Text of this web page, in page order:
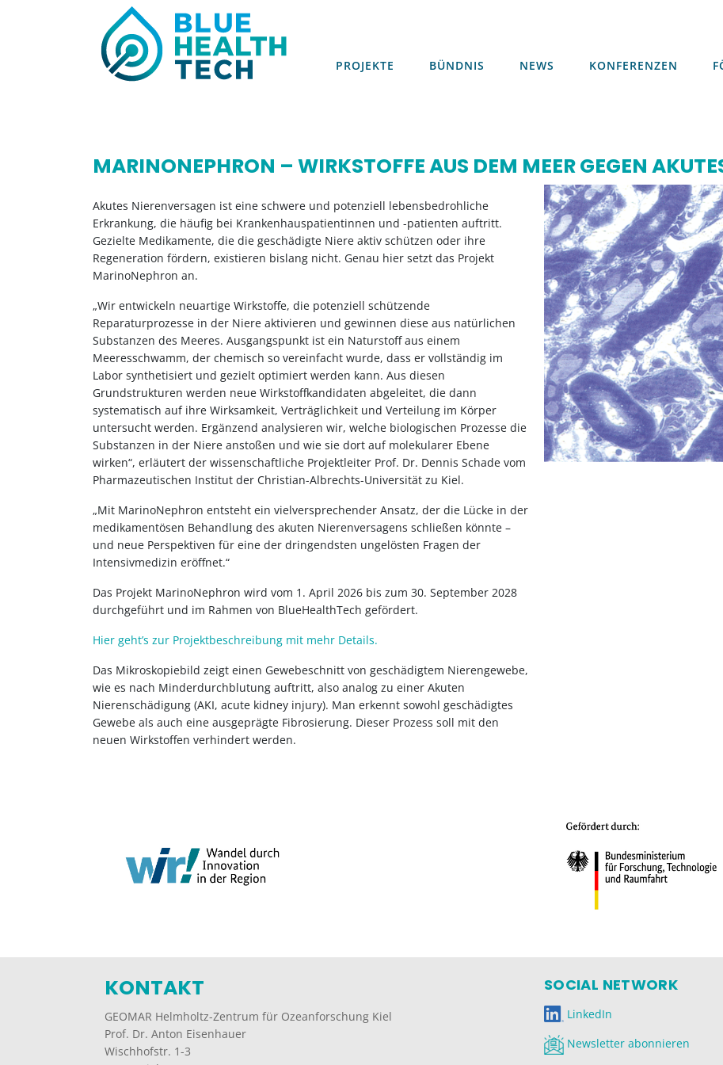
PROJEKTE BÜNDNIS NEWS KONFERENZEN
PROJEKTE BÜNDNIS NEWS KONFERENZEN
MARINONEPHRON – WIRKSTOFFE AUS DEM MEER GEGEN
Akutes Nierenversagen ist eine schwere und potenziell lebensbedrohliche
Erkrankung, die häufig bei Krankenhauspatientinnen und -patienten auftritt.
Gezielte Medikamente, die die geschädigte Niere aktiv schützen oder ihre
Regeneration fördern, existieren bislang nicht. Genau hier setzt das Projekt
MarinoNephron an.
„Wir entwickeln neuartige Wirkstoffe, die potenziell schützende
Reparaturprozesse in der Niere aktivieren und gewinnen diese aus natürlichen
Substanzen des Meeres. Ausgangspunkt ist ein Naturstoff aus einem
Meeresschwamm, der chemisch so vereinfacht wurde, dass er vollständig im
Labor synthetisiert und gezielt optimiert werden kann. Aus diesen
Grundstrukturen werden neue Wirkstoffkandidaten abgeleitet, die dann
systematisch auf ihre Wirksamkeit, Verträglichkeit und Verteilung im Körper
untersucht werden. Ergänzend analysieren wir, welche biologischen Prozesse die
Substanzen in der Niere anstoßen und wie sie dort auf molekularer Ebene
wirken“, erläutert der wissenschaftliche Projektleiter Prof. Dr. Dennis Schade vom
Pharmazeutischen Institut der Christian-Albrechts-Universität zu Kiel.
„Mit MarinoNephron entsteht ein vielversprechender Ansatz, der die Lücke in der
medikamentösen Behandlung des akuten Nierenversagens schließen könnte –
und neue Perspektiven für eine der dringendsten ungelösten Fragen der
Intensivmedizin eröffnet.“
Das Projekt MarinoNephron wird vom 1. April 2026 bis zum 30. September 2028
durchgeführt und im Rahmen von BlueHealthTech gefördert.
Hier geht’s zur Projektbeschreibung mit mehr Details.
Das Mikroskopiebild zeigt einen Gewebeschnitt von geschädigtem Nierengewebe,
wie es nach Minderdurchblutung auftritt, also analog zu einer Akuten
Nierenschädigung (AKI, acute kidney injury). Man erkennt sowohl geschädigtes
Gewebe als auch eine ausgeprägte Fibrosierung. Dieser Prozess soll mit den
neuen Wirkstoffen verhindert werden.
KONTAKT
GEOMAR Helmholtz-Zentrum für Ozeanforschung Kiel
Prof. Dr. Anton Eisenhauer
Wischhofstr. 1-3
SOCIAL NETWORK
LinkedIn
Newsletter abonnieren